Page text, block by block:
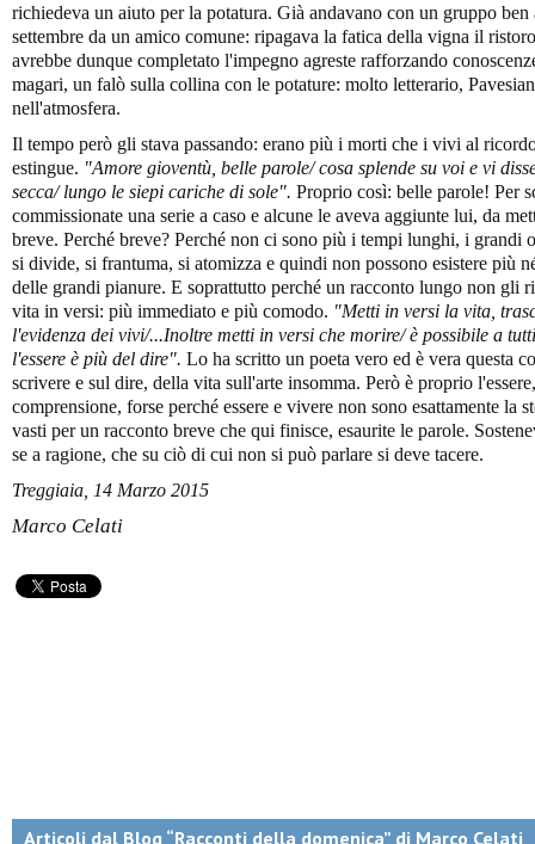
richiedeva un aiuto per la potatura. Già andavano con un gruppo
settembre da un amico comune: ripagava la fatica della vigna il
avrebbe dunque completato l'impegno agreste rafforzando
magari, un falò sulla collina con le potature: molto letterario,
nell'atmosfera.
Il tempo però gli stava passando: erano più i morti che i vivi al
estingue. "Amore gioventù, belle parole/ cosa splende su voi e vi
secca/ lungo le siepi cariche di sole". Proprio così: belle parole! Per
commissionate una serie a caso e alcune le aveva aggiunte lui, da
breve. Perché breve? Perché non ci sono più i tempi lunghi, i grandi
si divide, si frantuma, si atomizza e quindi non possono esistere più
delle grandi pianure. E soprattutto perché un racconto lungo non gli
vita in versi: più immediato e più comodo. "Metti in versi la vita,
l'evidenza dei vivi/...Inoltre metti in versi che morire/è possibile a
l'essere è più del dire". Lo ha scritto un poeta vero ed è vera questa
scrivere e sul dire, della vita sull'arte insomma. Però è proprio
comprensione, forse perché essere e vivere non sono esattamente la
vasti per un racconto breve che qui finisce, esaurite le parole.
se a ragione, che su ciò di cui non si può parlare si deve tacere.
Treggiaia, 14 Marzo 2015
Marco Celati
Articoli dal Blog “Racconti della domenica” di Marco Celati